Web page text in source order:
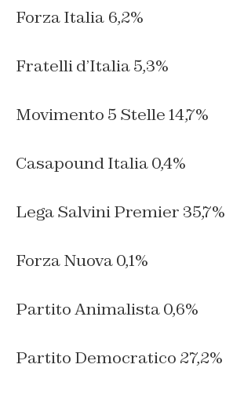
Forza Italia 6,2%
Fratelli d’Italia 5,3%
Movimento 5 Stelle 14,7%
Casapound Italia 0,4%
Lega Salvini Premier 35,7%
Forza Nuova 0,1%
Partito Animalista 0,6%
Partito Democratico 27,2%